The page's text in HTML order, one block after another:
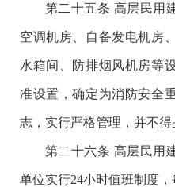
第二十五条 高层民用
空调机房、自备发电机房
水箱间、防排烟风机房等
准设置，确定为消防安全
志，实行严格管理，并不得
第二十六条 高层民用
单位实行24小时值班制度，